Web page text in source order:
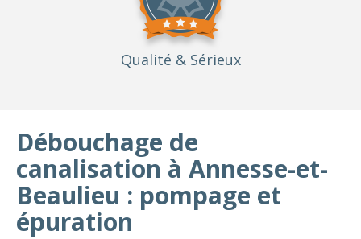
Qualité & Sérieux
Débouchage de
canalisation à Annesse-et-
Beaulieu : pompage et
épuration